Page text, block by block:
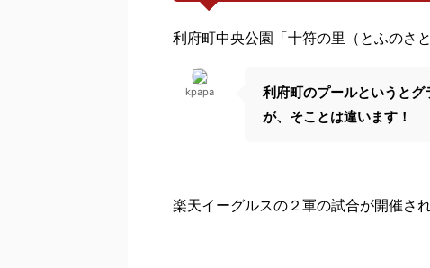
利府町中央公園「十符の里（とふのさ
kpapa
利府町のプールというと
が、そことは違います！
楽天イーグルスの２軍の試合が開催さ